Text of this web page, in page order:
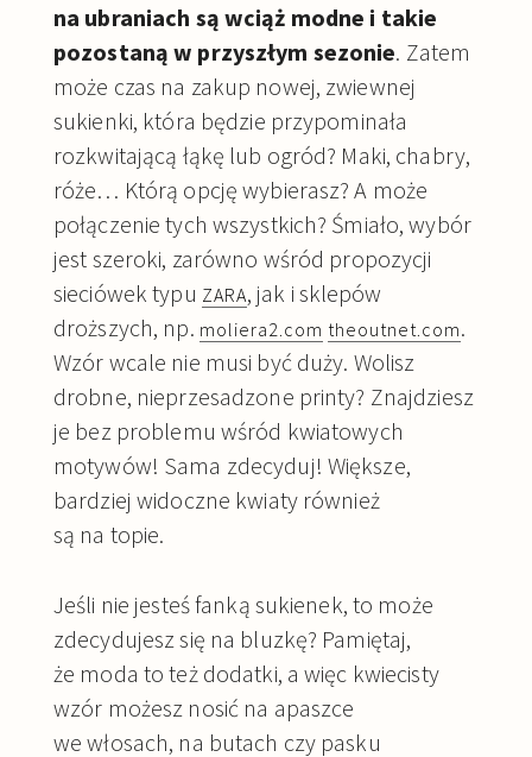
na ubraniach są wciąż modne i takie
pozostaną w przyszłym sezonie. Zatem
może czas na zakup nowej, zwiewnej
sukienki, która będzie przypominała
rozkwitającą łąkę lub ogród? Maki, chabry,
róże… Którą opcję wybierasz? A może
połączenie tych wszystkich? Śmiało, wybór
jest szeroki, zarówno wśród propozycji
sieciówek typu ZARA, jak i sklepów
droższych, np. moliera2.com theoutnet.com.
Wzór wcale nie musi być duży. Wolisz
drobne, nieprzesadzone printy? Znajdziesz
je bez problemu wśród kwiatowych
motywów! Sama zdecyduj! Większe,
bardziej widoczne kwiaty również
są na topie.
Jeśli nie jesteś fanką sukienek, to może
zdecydujesz się na bluzkę? Pamiętaj,
że moda to też dodatki, a więc kwiecisty
wzór możesz nosić na apaszce
we włosach, na butach czy pasku